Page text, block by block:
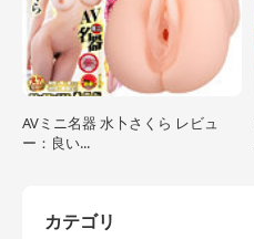
AVミニ名器 水卜さくら レビュ
ー：良い...
カテゴリ